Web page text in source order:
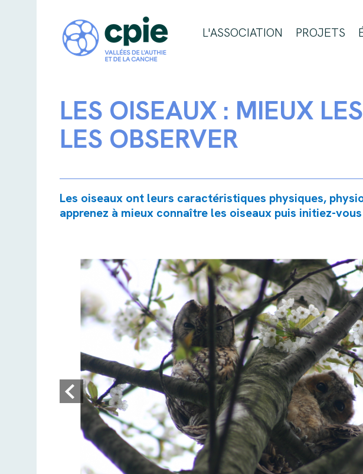
L'ASSOCIATION PROJETS
LES OISEAUX : MIEUX
LES OBSERVER
Les oiseaux ont leurs caractéristiques physiques,
apprenez à mieux connaître les oiseaux puis initiez-